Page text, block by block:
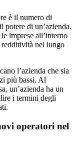
è il numero di
di un’azienda.
imprese all’interno
redditività nel lungo
l’azienda che sia
più bassi. Al
un’azienda ha un
i termini degli
operatori nel